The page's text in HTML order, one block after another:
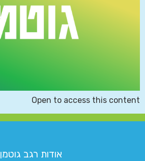
Open to access this content
אודות רגב גוטמן